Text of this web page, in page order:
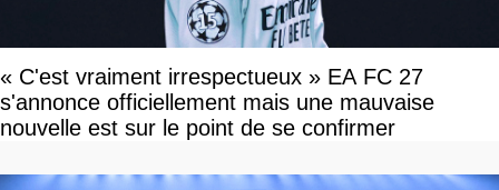
« C'est vraiment irrespectueux » EA FC 27
s'annonce officiellement mais une mauvaise
nouvelle est sur le point de se confirmer